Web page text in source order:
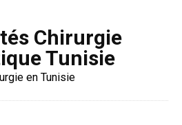
Chirurgie
Tunisie
en Tunisie